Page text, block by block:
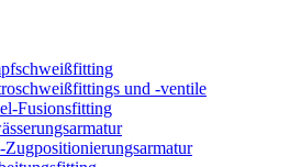
und -ventile
Fusionsfitting
Zugpositionierungsarmatur